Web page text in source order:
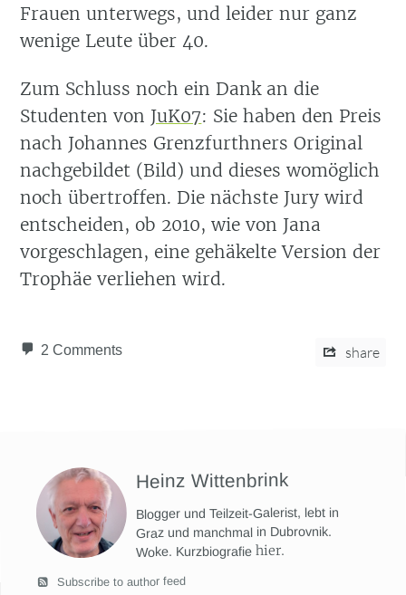
Frauen unterwegs, und leider nur ganz
wenige Leute über 40.
Zum Schluss noch ein Dank an die
Studenten von JuK07: Sie haben den Preis
nach Johannes Grenzfurthners Original
nachgebildet (Bild) und dieses womöglich
noch übertroffen. Die nächste Jury wird
entscheiden, ob 2010, wie von Jana
vorgeschlagen, eine gehäkelte Version der
Trophäe verliehen wird.
2 Comments share
Heinz Wittenbrink
Blogger und Teilzeit-Galerist, lebt in
Graz und manchmal in Dubrovnik.
Woke. Kurzbiografiehier.
Subscribe to author feed